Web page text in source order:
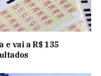
e vai a R$ 135